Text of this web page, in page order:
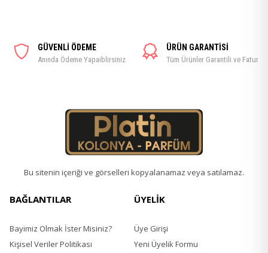
GÜVENLİ ÖDEME
Anında Ödeme Yapaiblirsiniz
ÜRÜN GARANTİSİ
Tüm Ürünler Garantili ve Faturalı
Bu sitenin içeriği ve görselleri kopyalanamaz veya satılamaz.
BAĞLANTILAR
Bayimiz Olmak İster Misiniz?
Kişisel Veriler Politikası
ÜYELİK
Üye Girişi
Yeni Üyelik Formu